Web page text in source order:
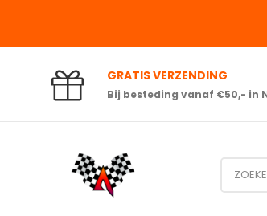
GRATIS VERZENDING
Bij besteding vanaf €50,- in